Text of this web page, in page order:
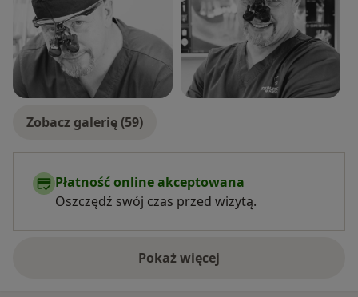
International Congress of Oral Implantologists (ICOI).
Wykładowca na krajowych i międzynarodowych
kongresach implantologicznych.
Egzaminator i wykładowca Curricullum Polskiego
Stowarzyszenia Implantologicznego oraz 3D Master
Club.
Ukończył elitarną Akademię Johna Koisa w Seattle.
Zobacz galerię (59)
Płatność online akceptowana
Oszczędź swój czas przed wizytą.
Pokaż więcejo doświadczeniu